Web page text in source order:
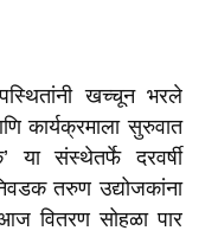
खच्चून भरले
कार्यक्रमाला सुरुवात
या संस्थेतर्फे दरवर्षी
तरुण उद्योजकांना
आज वितरण सोहळा पार